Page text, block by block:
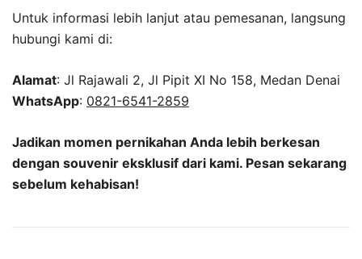
Untuk informasi lebih lanjut atau pemesanan, langsung
hubungi kami di:
Alamat: Jl Rajawali 2, Jl Pipit XI No 158, Medan Denai
WhatsApp: 0821-6541-2859
Jadikan momen pernikahan Anda lebih berkesan
dengan souvenir eksklusif dari kami. Pesan sekarang
sebelum kehabisan!